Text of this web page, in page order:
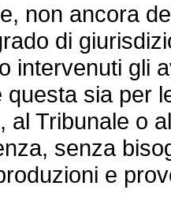
non ancora
di
intervenuti gli
sia per
al Tribunale o
senza
e